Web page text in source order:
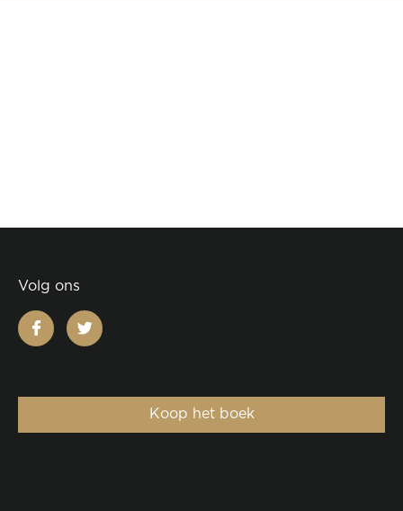
Volg ons
facebooktwitter
Koop het boek